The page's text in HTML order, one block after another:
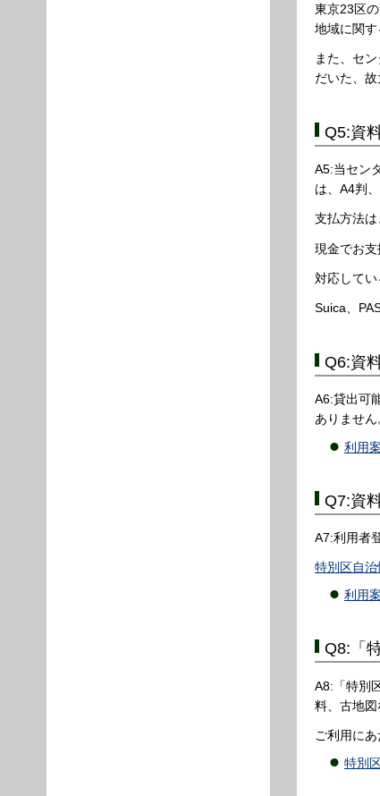
東京23区
地域に関す
また、セ
だいた、
Q5:資
A5:当セン
は、A4判
支払方法は
現金でお
対応してい
Suica、
Q6:資
A6:貸出可
ありません
利用
Q7:資
A7:利用者
特別区自治
利用
Q8:「
A8:「特別
料、古地図
ご利用に
特別